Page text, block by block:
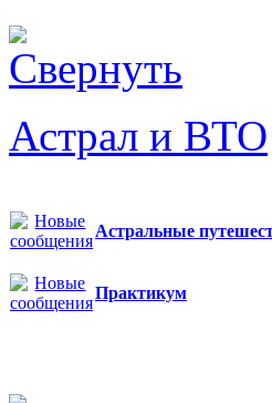
Астрал и ВТО
Астральные
Практикум